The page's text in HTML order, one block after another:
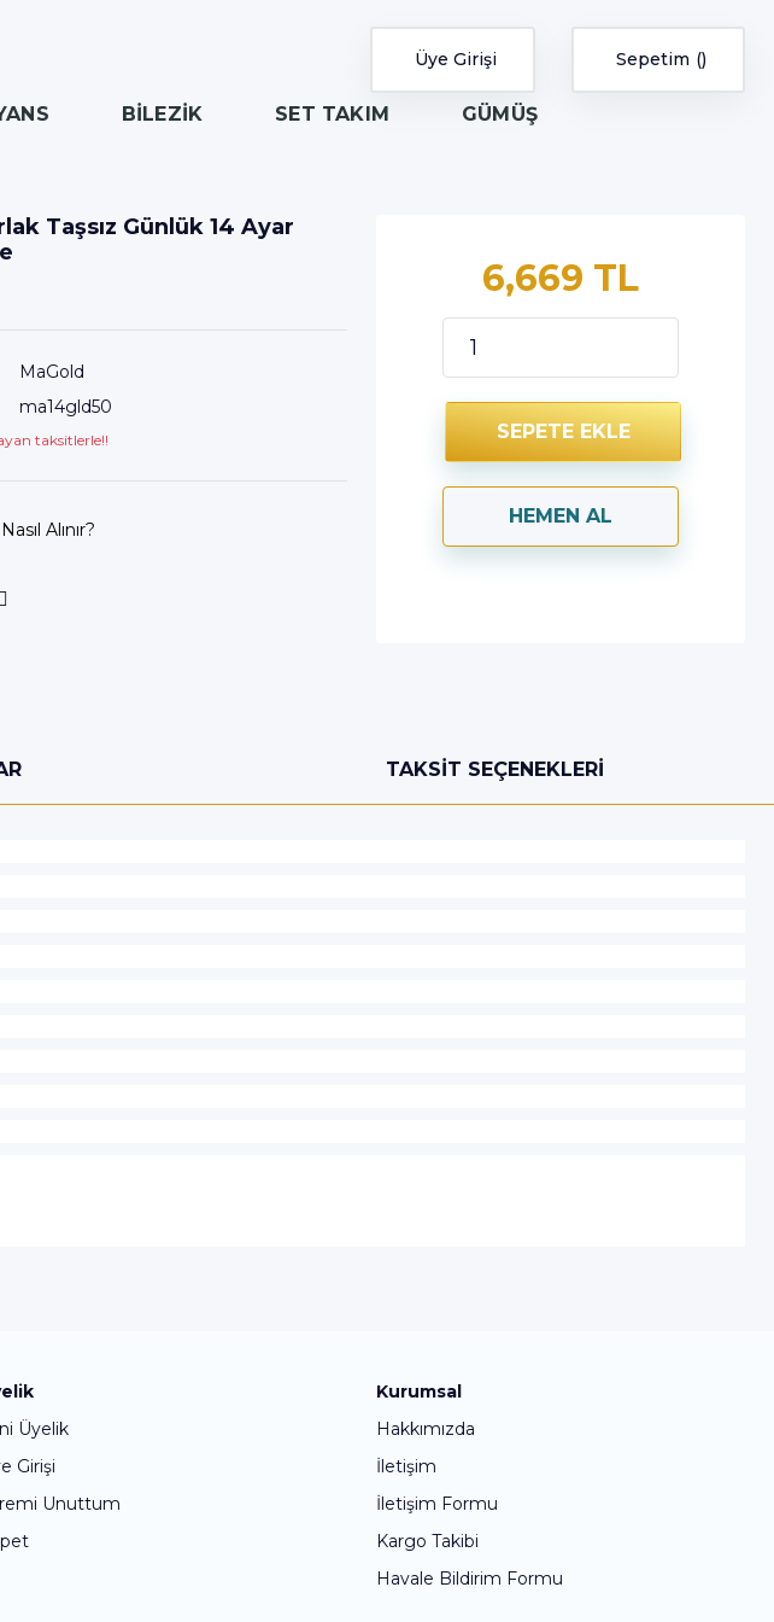
Üye Girişi Sepetim
BİLEZİK SET TAKIM GÜMÜŞ
Taşsız Günlük 14 Ayar
MaGold
ma14gld50
taksitlerle!!
Alınır?
6,669 TL
SEPETE EKLE
HEMEN AL
TAKSIT SEÇENEKLERI
Üyelik
Girişi
Unuttum
Kurumsal
Hakkımızda
İletişim
İletişim Formu
Kargo Takibi
Havale Bildirim Formu